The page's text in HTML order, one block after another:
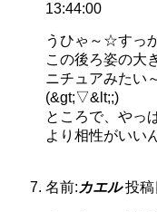
13:44:00
うひゃ～☆すっ
この後ろ姿の大
ニチュアみたい
(&gt;▽&lt;;)
ところで、やっ
より相性がいい
名前: カエル 投